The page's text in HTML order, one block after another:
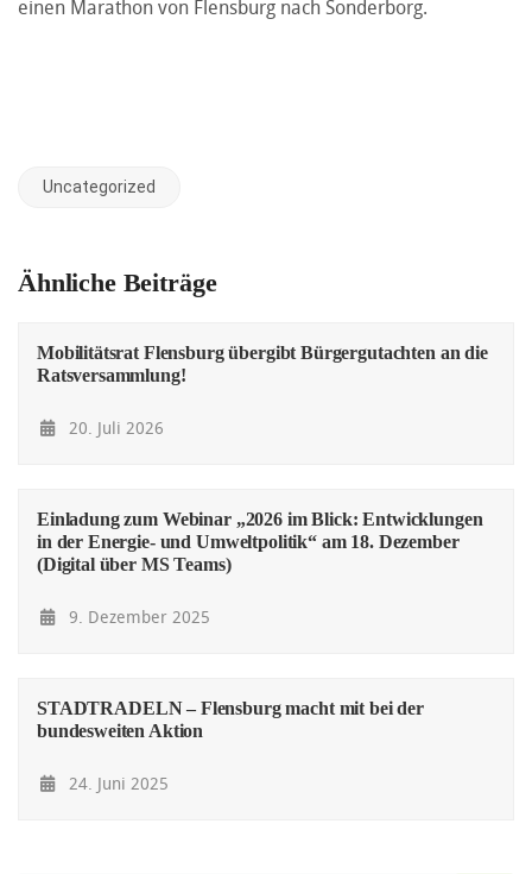
einen Marathon von Flensburg nach Sonderborg.
Uncategorized
Ähnliche Beiträge
Mobilitätsrat Flensburg übergibt Bürgergutachten an die
Ratsversammlung!
20. Juli 2026
Einladung zum Webinar „2026 im Blick: Entwicklungen
in der Energie- und Umweltpolitik“ am 18. Dezember
(Digital über MS Teams)
9. Dezember 2025
STADTRADELN – Flensburg macht mit bei der
bundesweiten Aktion
24. Juni 2025